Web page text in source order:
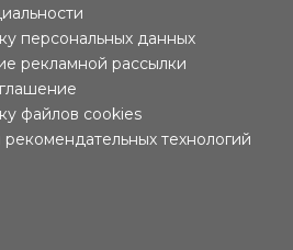
персональных данных
рекламной рассылки
файлов cookies
технологий